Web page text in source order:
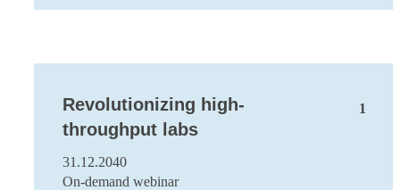
1
Revolutionizing high-
throughput labs
31.12.2040
On-demand webinar